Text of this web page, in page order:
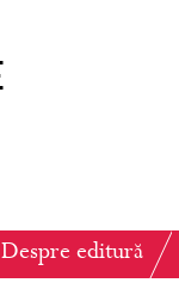
Despre editură